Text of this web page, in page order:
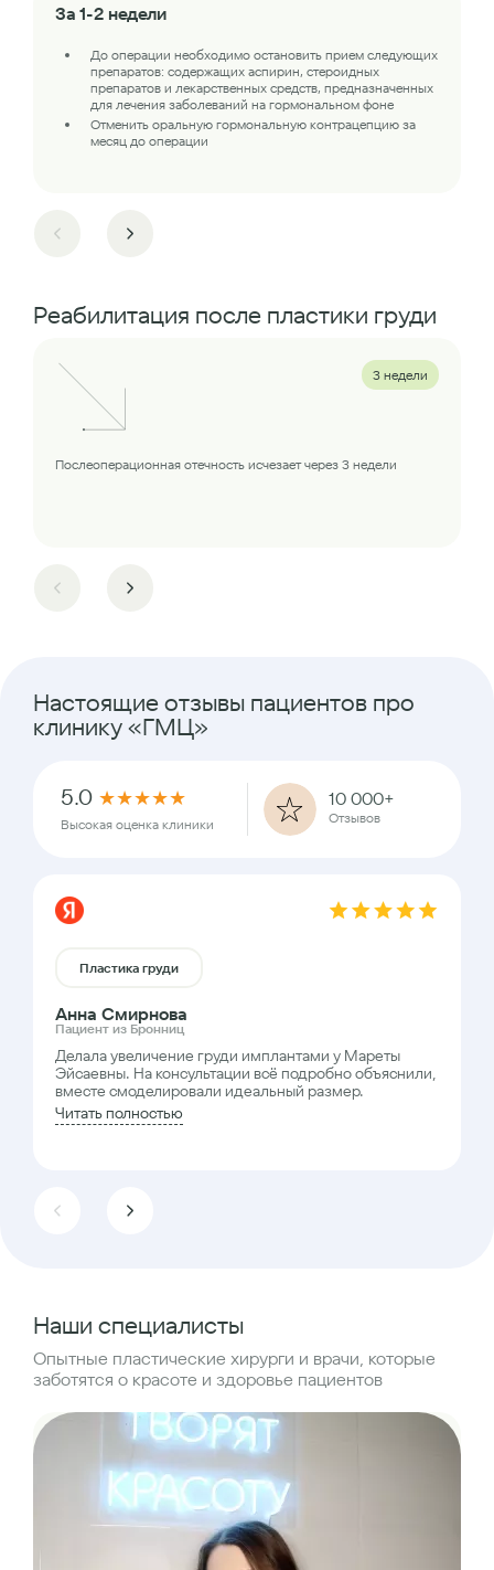
За 1-2 недели
До операции необходимо остановить прием следующих
препаратов: содержащих аспирин, стероидных
препаратов и лекарственных средств, предназначенных
для лечения заболеваний на гормональном фоне
Отменить оральную гормональную контрацепцию за
месяц до операции
Реабилитация после пластики груди
3 недели
Послеоперационная отечность исчезает через 3 недели
Настоящие отзывы пациентов про
клинику «ГМЦ»
5.0 ★★★★★
Высокая оценка клиники
10 000+
Отзывов
Пластика груди
Анна Смирнова
Пациент из Бронниц
Делала увеличение груди имплантами у Мареты
Эйсаевны. На консультации всё подробно объяснили,
вместе смоделировали идеальный размер.
Читать полностью
Наши специалисты
Опытные пластические хирурги и врачи, которые
заботятся о красоте и здоровье пациентов